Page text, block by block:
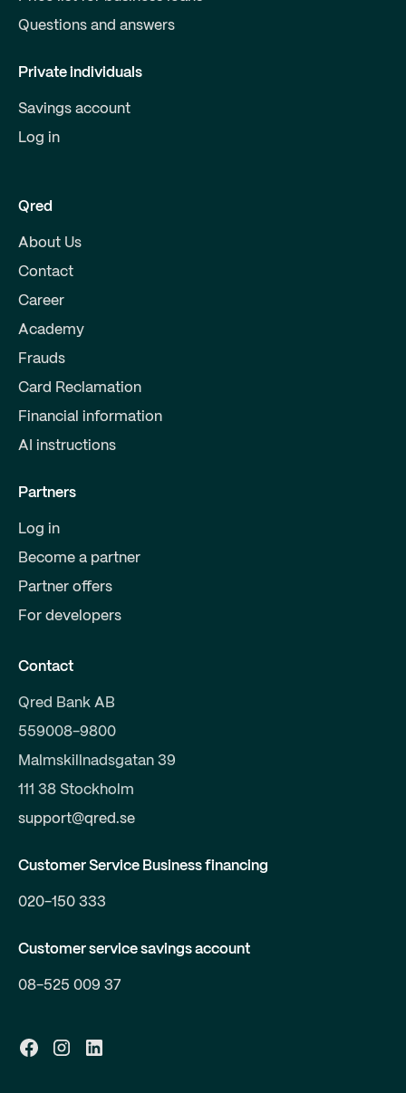
Questions and answers
Private individuals
Savings account
Log in
Qred
About Us
Contact
Career
Academy
Frauds
Card Reclamation
Financial information
AI instructions
Partners
Log in
Become a partner
Partner offers
For developers
Contact
Qred Bank AB
559008-9800
Malmskillnadsgatan 39
111 38 Stockholm
support@qred.se
Customer Service Business financing
020-150 333
Customer service savings account
08-525 009 37